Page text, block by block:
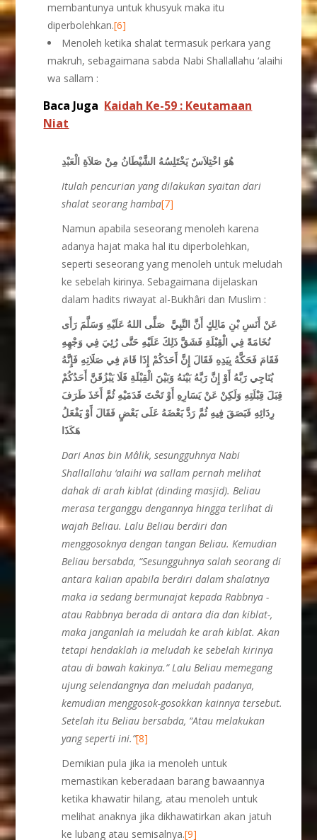
membantunya untuk khusyuk maka itu
diperbolehkan.[6]
Menoleh ketika shalat termasuk perkara yang
makruh, sebagaimana sabda Nabi Shallallahu ‘alaihi
wa sallam :
Baca Juga Kaidah Ke-59 : Keutamaan
Niat
هُوَ اخْتِلاَسٌ يَخْتَلِسُهُ الشَّيْطَانُ مِنْ صَلاَةِ الْعَبْدِ
Itulah pencurian yang dilakukan syaitan dari
shalat seorang hamba[7]
Namun apabila seseorang menoleh karena
adanya hajat maka hal itu diperbolehkan,
seperti seseorang yang menoleh untuk meludah
ke sebelah kirinya. Sebagaimana dijelaskan
dalam hadits riwayat al-Bukhâri dan Muslim :
عَنْ أَنَسِ بْنِ مَالِكٍ أَنَّ النَّبِيَّ صَلَّى اللهُ عَلَيْهِ وَسَلَّمَ رَأَى
نُخَامَةً فِي الْقِبْلَةِ فَشَقَّ ذَلِكَ عَلَيْهِ حَتَّى رُئِيَ فِي وَجْهِهِ
فَقَامَ فَحَكَّهُ بِيَدِهِ فَقَالَ إِنَّ أَحَدَكُمْ إِذَا قَامَ فِي صَلَاتِهِ فَإِنَّهُ
يُنَاجِي رَبَّهُ أَوْ إِنَّ رَبَّهُ بَيْنَهُ وَبَيْنَ الْقِبْلَةِ فَلَا يَبْزُقَنَّ أَحَدُكُمْ
قِبَلَ قِبْلَتِهِ وَلَكِنْ عَنْ يَسَارِهِ أَوْ تَحْتَ قَدَمَيْهِ ثُمَّ أَخَذَ طَرَفَ
رِدَائِهِ فَبَصَقَ فِيهِ ثُمَّ رَدَّ بَعْضَهُ عَلَى بَعْضٍ فَقَالَ أَوْ يَفْعَلُ
هَكَذَا
Dari Anas bin Mâlik, sesungguhnya Nabi
Shallallahu ‘alaihi wa sallam pernah melihat
dahak di arah kiblat (dinding masjid). Beliau
merasa terganggu dengannya hingga terlihat di
wajah Beliau. Lalu Beliau berdiri dan
menggosoknya dengan tangan Beliau. Kemudian
Beliau bersabda, “Sesungguhnya salah seorang di
antara kalian apabila berdiri dalam shalatnya
maka ia sedang bermunajat kepada Rabbnya -
atau Rabbnya berada di antara dia dan kiblat-,
maka janganlah ia meludah ke arah kiblat. Akan
tetapi hendaklah ia meludah ke sebelah kirinya
atau di bawah kakinya.” Lalu Beliau memegang
ujung selendangnya dan meludah padanya,
kemudian menggosok-gosokkan kainnya tersebut.
Setelah itu Beliau bersabda, “Atau melakukan
yang seperti ini.”[8]
Demikian pula jika ia menoleh untuk
memastikan keberadaan barang bawaannya
ketika khawatir hilang, atau menoleh untuk
melihat anaknya jika dikhawatirkan akan jatuh
ke lubang atau semisalnya.[9]